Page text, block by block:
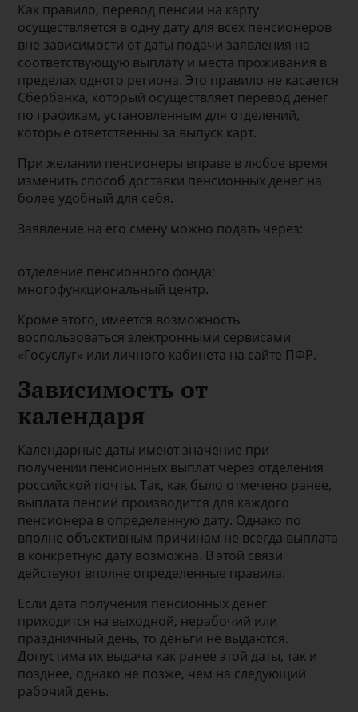
Как правило, перевод пенсии на карту
осуществляется в одну дату для всех пенсионеров
вне зависимости от даты подачи заявления на
соответствующую выплату и места проживания в
пределах одного региона. Это правило не касается
Сбербанка, который осуществляет перевод денег
по графикам, установленным для отделений,
которые ответственны за выпуск карт.
При желании пенсионеры вправе в любое время
изменить способ доставки пенсионных денег на
более удобный для себя.
Заявление на его смену можно подать через:
отделение пенсионного фонда;
многофункциональный центр.
Кроме этого, имеется возможность
воспользоваться электронными сервисами
«Госуслуг» или личного кабинета на сайте ПФР.
Зависимость от
календаря
Календарные даты имеют значение при
получении пенсионных выплат через отделения
российской почты. Так, как было отмечено ранее,
выплата пенсий производится для каждого
пенсионера в определенную дату. Однако по
вполне объективным причинам не всегда выплата
в конкретную дату возможна. В этой связи
действуют вполне определенные правила.
Если дата получения пенсионных денег
приходится на выходной, нерабочий или
праздничный день, то деньги не выдаются.
Допустима их выдача как ранее этой даты, так и
позднее, однако не позже, чем на следующий
рабочий день.